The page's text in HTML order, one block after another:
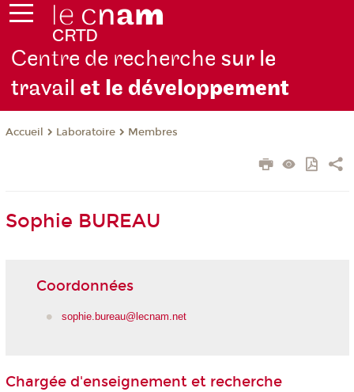
Centre de recherche sur le
travailet le développement
Accueil Laboratoire Membres
Sophie BUREAU
Coordonnées
sophie.bureau@lecnam.net
Chargée d'enseignement et recherche